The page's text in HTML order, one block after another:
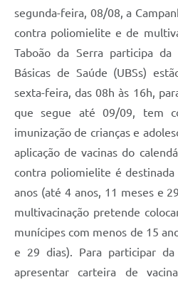
segunda-feira, 08/08, a
contra poliomielite e de
Taboão da Serra participa
Básicas de Saúde (UBSs)
sexta-feira, das 08h às 16h,
que segue até 09/09, tem
imunização de crianças e
aplicação de vacinas do
contra poliomielite é destinada
anos (até 4 anos, 11 meses e
multivacinação pretende
munícipes com menos de 15
e 29 dias). Para participar da
apresentar carteira de